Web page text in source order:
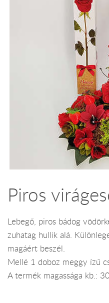
Piros
Lebegő, piros bádog
zuhatag hullik alá.
magáért beszél.
Mellé 1 doboz meggy ízű
A termék magassága kb.: